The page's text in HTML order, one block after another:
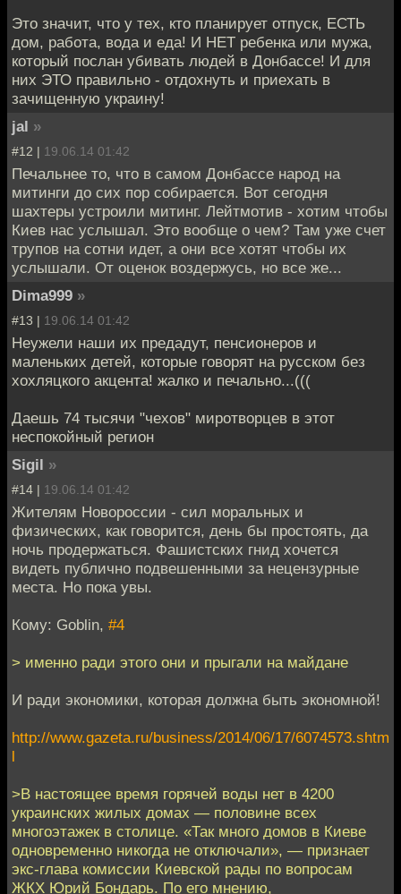
Это значит, что у тех, кто планирует отпуск, ЕСТЬ
дом, работа, вода и еда! И НЕТ ребенка или мужа,
который послан убивать людей в Донбассе! И для
них ЭТО правильно - отдохнуть и приехать в
зачищенную украину!
jal »
#12 | 19.06.14 01:42
Печальнее то, что в самом Донбассе народ на
митинги до сих пор собирается. Вот сегодня
шахтеры устроили митинг. Лейтмотив - хотим чтобы
Киев нас услышал. Это вообще о чем? Там уже счет
трупов на сотни идет, а они все хотят чтобы их
услышали. От оценок воздержусь, но все же...
Dima999 »
#13 | 19.06.14 01:42
Неужели наши их предадут, пенсионеров и
маленьких детей, которые говорят на русском без
хохляцкого акцента! жалко и печально...(((
Даешь 74 тысячи "чехов" миротворцев в этот
неспокойный регион
Sigil »
#14 | 19.06.14 01:42
Жителям Новороссии - сил моральных и
физических, как говорится, день бы простоять, да
ночь продержаться. Фашистских гнид хочется
видеть публично подвешенными за нецензурные
места. Но пока увы.
Кому: Goblin, #4
> именно ради этого они и прыгали на майдане
И ради экономики, которая должна быть экономной!
http://www.gazeta.ru/business/2014/06/17/6074573.shtm
l
>В настоящее время горячей воды нет в 4200
украинских жилых домах — половине всех
многоэтажек в столице. «Так много домов в Киеве
одновременно никогда не отключали», — признает
экс-глава комиссии Киевской рады по вопросам
ЖКХ Юрий Бондарь. По его мнению,